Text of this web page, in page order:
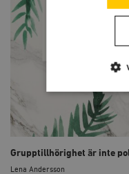
Grupptillhörighet är inte
Lena Andersson
Strikt
Strikt